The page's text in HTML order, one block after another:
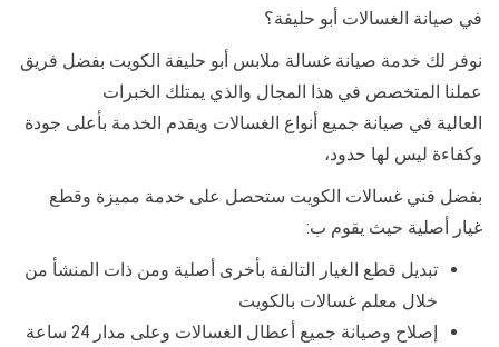
في صيانة الغسالات أبو حليفة؟
نوفر لك خدمة صيانة غسالة ملابس أبو حليفة الكويت بفضل فريق
عملنا المتخصص في هذا المجال والذي يمتلك الخبرات
العالية في صيانة جميع أنواع الغسالات ويقدم الخدمة بأعلى جودة
وكفاءة ليس لها حدود،
بفضل فني غسالات الكويت ستحصل على خدمة مميزة وقطع
غيار أصلية حيث يقوم ب:
تبديل قطع الغيار التالفة بأخرى أصلية ومن ذات المنشأ من
خلال معلم غسالات بالكويت
إصلاح وصيانة جميع أعطال الغسالات وعلى مدار 24 ساعة